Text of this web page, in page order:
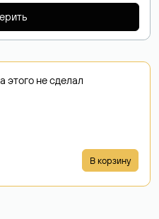
этого не сделал
В корзину